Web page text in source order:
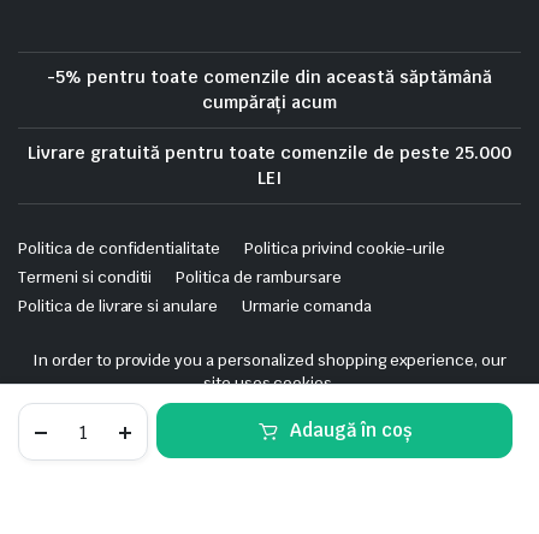
Cablu,
Adaugă în coș
-5% pentru toate comenzile din această săptămână
cumpărați acum
Livrare gratuită pentru toate comenzile de peste 25.000
LEI
Politica de confidentialitate
Politica privind cookie-urile
Termeni si conditii
Politica de rambursare
Politica de livrare si anulare
Urmarie comanda
Copyright 2025 © Skrekis. All right reserved. Powered by iTistul.ro.
In order to provide you a personalized shopping experience, our
site uses cookies.
cookie policy.
Accept Cookies
STORE SEARCH WISHLIST ACCOUNT CATEGORIES